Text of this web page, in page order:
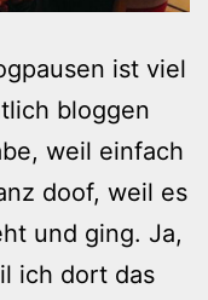
ist viel
bloggen
weil einfach
doof, weil es
und ging. Ja,
ich dort das